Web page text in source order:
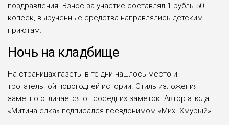
поздравления. Взнос за участие составлял 1 рубль 50
копеек, вырученные средства направлялись детским
приютам.
Ночь на кладбище
На страницах газеты в те дни нашлось место и
трогательной новогодней истории. Стиль изложения
заметно отличается от соседних заметок. Автор этюда
«Митина елка» подписался псевдонимом «Мих. Хмурый».